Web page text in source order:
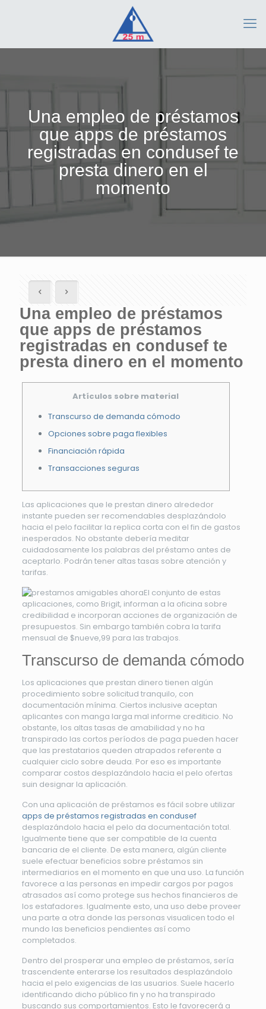
Una empleo de préstamos
que apps de préstamos
registradas en condusef te
presta dinero en el
momento
Una empleo de préstamos
que apps de préstamos
registradas en condusef te
presta dinero en el momento
Artículos sobre material
Transcurso de demanda cómodo
Opciones sobre paga flexibles
Financiación rápida
Transacciones seguras
Las aplicaciones que le prestan dinero alrededor
instante pueden ser recomendables desplazándolo
hacia el pelo facilitar la replica corta con el fin de gastos
inesperados. No obstante debería meditar
cuidadosamente los palabras del préstamo antes de
aceptarlo. Podrán tener altas tasas sobre atención y
tarifas.
El conjunto de estas
aplicaciones, como Brigit, informan a la oficina sobre
credibilidad e incorporan acciones de organización de
presupuestos. Sin embargo también cobra la tarifa
mensual de $nueve,99 para las trabajos.
Transcurso de demanda cómodo
Los aplicaciones que prestan dinero tienen algún
procedimiento sobre solicitud tranquilo, con
documentación mínima. Ciertos inclusive aceptan
aplicantes con manga larga mal informe crediticio. No
obstante, los altas tasas de amabilidad y no ha
transpirado las cortos períodos de paga pueden hacer
que las prestatarios queden atrapados referente a
cualquier ciclo sobre deuda. Por eso es importante
comparar costos desplazándolo hacia el pelo ofertas
suin designar la aplicación.
Con una aplicación de préstamos es fácil sobre utilizar
apps de préstamos registradas en condusef
desplazándolo hacia el pelo da documentación total.
Igualmente tiene que ser compatible de la cuenta
bancaria de el cliente. De esta manera, algún cliente
suele efectuar beneficios sobre préstamos sin
intermediarios en el momento en que una uso. La función
favorece a las personas en impedir cargos por pagos
atrasados ​​así­ como protege sus hechos financieros de
los estafadores. Igualmente esto, una uso debe proveer
una parte a otra donde las personas visualicen todo el
mundo las beneficios pendientes así­ como
completados.
Dentro del prosperar una empleo de préstamos, serí­a
trascendente enterarse los resultados desplazándolo
hacia el pelo exigencias de las usuarios. Suele hacerlo
identificando dicho público fin y no ha transpirado
buscando sus comportamientos. Esto le favorecerá a